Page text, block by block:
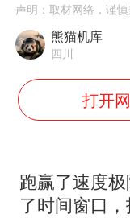
声明：取材网络，谨
熊猫机库
四川
打开
跑赢了速度
了时间窗口